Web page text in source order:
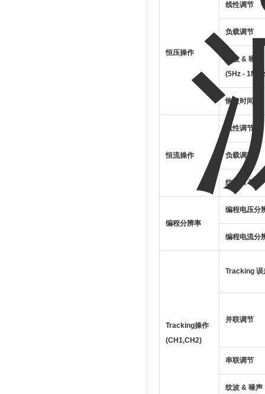
恒压操作
线性调节
负载调节
纹波 & 噪声
(5Hz -
恢复时间
恒流操作
线性调节
负载调节
纹波 &噪声
编程分辨率
编程电压分
编程电流分
Tracking操作
(CH1,CH2)
Tracking 误
并联调节
串联调节
纹波 & 噪声